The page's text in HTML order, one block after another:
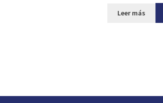
Leer más